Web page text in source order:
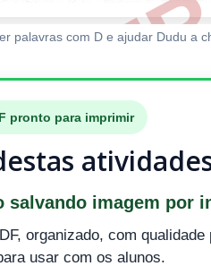
palavras com D e ajudar Dudu a
pronto para imprimir
salvando imagem por
organizado, com
usar com os alunos.